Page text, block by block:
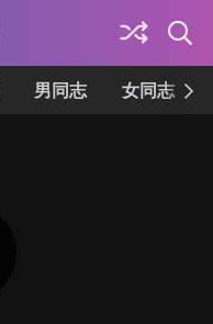
男同志 女同志